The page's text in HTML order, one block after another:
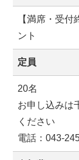
【満席・受
ント
定員
20名
お申し込みは
ください
電話：043-